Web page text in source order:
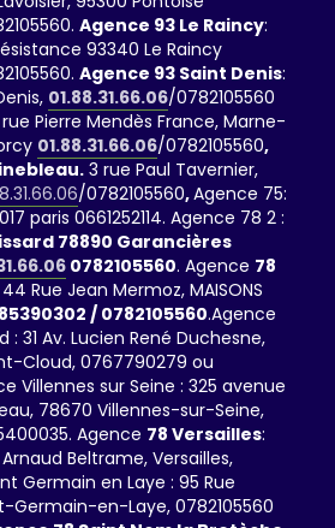
Agence 93 Le Raincy:
93340 Le Raincy
Agence 93 Saint Denis:
01.88.31.66.06/0782105560
rue Pierre Mendès France, Marne-
01.88.31.66.06/0782105560,
3 rue Paul Tavernier,
/0782105560,Agence 75:
paris 0661252114. Agence 78 2 :
78890 Garancières
0782105560. Agence 78
Rue Jean Mermoz, MAISONS
/ 0782105560.Agence
: 31 Av. Lucien René Duchesne,
Cloud, 0767790279 ou
Villennes sur Seine : 325 avenue
78670 Villennes-sur-Seine,
Agence 78 Versailles:
Beltrame, Versailles,
Germain en Laye : 95 Rue
Germain-en-Laye, 0782105560